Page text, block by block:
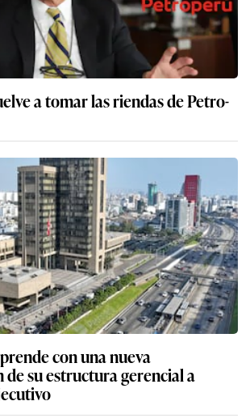
a tomar las riendas de Petro-
con una nueva
su estructura gerencial a